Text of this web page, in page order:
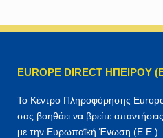
ή
EUROPE DIRECT ΗΠΕΙΡΟΥ
Το Κέντρο Πληροφόρησης
σας βοηθάει να βρείτε
με την Ευρωπαϊκή Ένωση (Ε.Ε.).